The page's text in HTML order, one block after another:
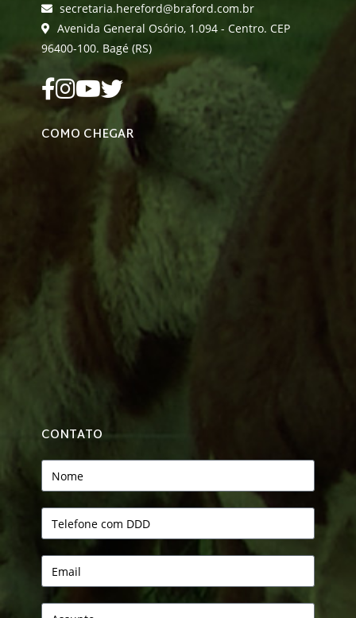
secretaria.hereford@braford.com.br
Avenida General Osório, 1.094 - Centro. CEP
96400-100. Bagé (RS)
COMO CHEGAR
CONTATO